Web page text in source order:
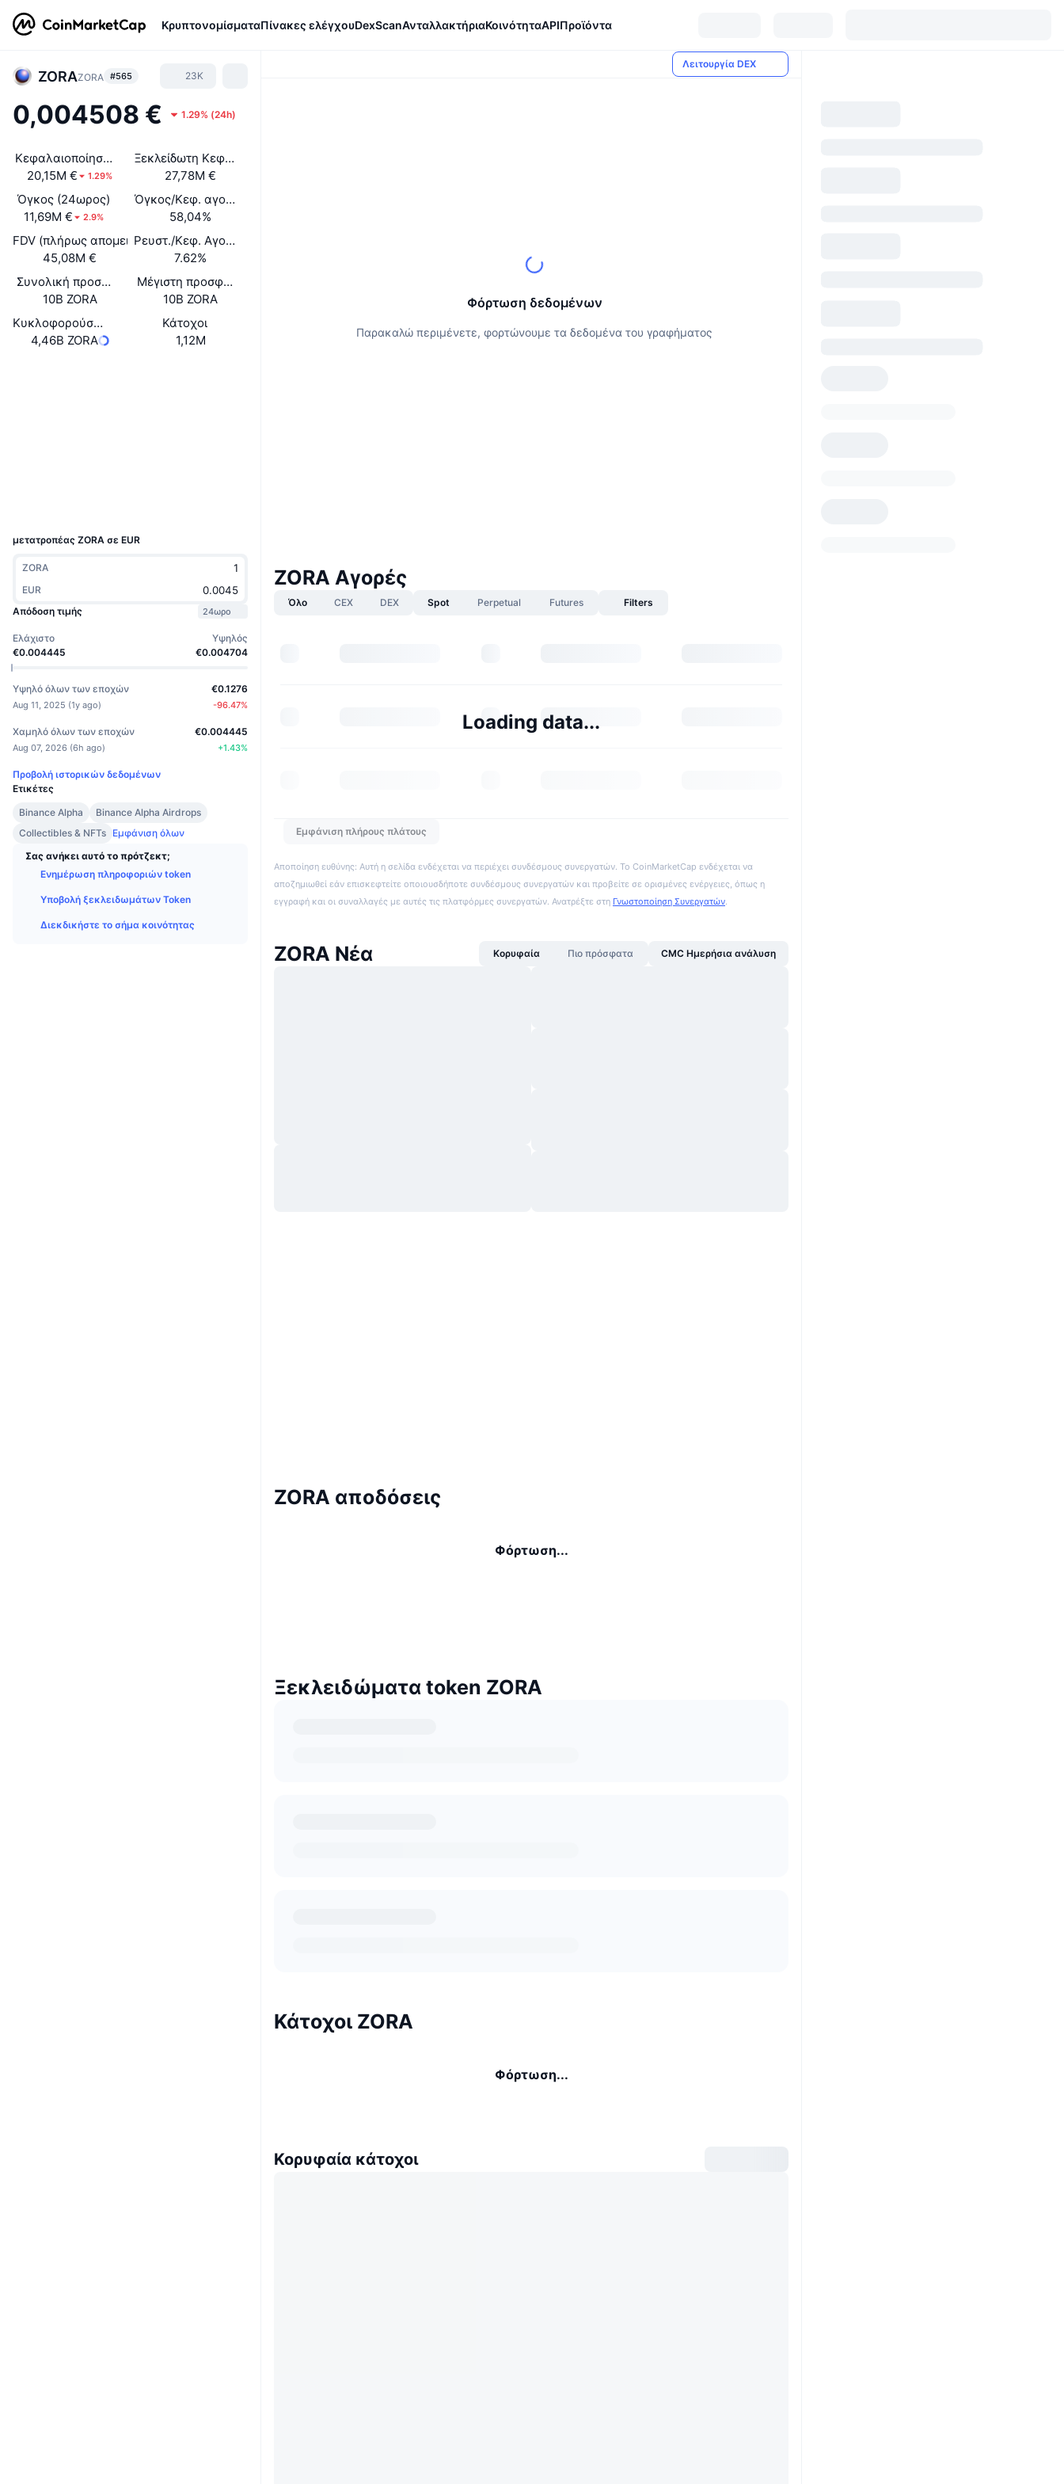
ΚρυπτονομίσματαΠίνακες ελέγχουDexScanΑνταλλακτήριαΚοινότηταAPIΠροϊόντα
ZORAZORA #565 23K
0,004508 € 1.29% (24h)
Κεφαλαιοποίηση αγοράς
20,15M €
1.29%
Ξεκλείδωτη Κεφαλαιοποίηση Αγοράς
27,78M €
Όγκος (24ωρος)
11,69M €
2.9%
Όγκος/Κεφ. αγοράς (24ώ)
58,04%
FDV (πλήρως απομειωμένη αξία)
45,08M €
Ρευστ./Κεφ. Αγοράς
7.62%
Συνολική προσφορά
10B ZORA
Μέγιστη προσφορά
10B ZORA
Κυκλοφορούσα Προσφορά
4,46B ZORA
Κάτοχοι
1,12M
μετατροπέας ZORA σε EUR
ZORA
EUR
Απόδοση τιμής
24ωρο
Ελάχιστο
€0.004445
Υψηλός
€0.004704
Υψηλό όλων των εποχών
Aug 11, 2025 (1y ago)
€0.1276
-96.47%
Χαμηλό όλων των εποχών
Aug 07, 2026 (6h ago)
€0.004445
+1.43%
Προβολή ιστορικών δεδομένων
Ετικέτες
Binance Alpha
Binance Alpha Airdrops
Collectibles & NFTs Εμφάνιση όλων
Σας ανήκει αυτό το πρότζεκτ;
Ενημέρωση πληροφοριών token
Υποβολή ξεκλειδωμάτων Token
Διεκδικήστε το σήμα κοινότητας
Λειτουργία DEX
Φόρτωση δεδομένων
Παρακαλώ περιμένετε, φορτώνουμε τα δεδομένα του γραφήματος
ZORA Αγορές
Όλο CEX DEX Spot Perpetual Futures Filters
Loading data...
Εμφάνιση πλήρους πλάτους
Αποποίηση ευθύνης: Αυτή η σελίδα ενδέχεται να περιέχει συνδέσμους συνεργατών. Το CoinMarketCap ενδέχεται να
αποζημιωθεί εάν επισκεφτείτε οποιουσδήποτε συνδέσμους συνεργατών και προβείτε σε ορισμένες ενέργειες, όπως η
εγγραφή και οι συναλλαγές με αυτές τις πλατφόρμες συνεργατών. Ανατρέξτε στη Γνωστοποίηση Συνεργατών.
ZORA Νέα Κορυφαία Πιο πρόσφατα CMC Ημερήσια ανάλυση
ZORA αποδόσεις
Φόρτωση...
Ξεκλειδώματα token ZORA
Κάτοχοι ZORA
Φόρτωση...
Κορυφαία κάτοχοι